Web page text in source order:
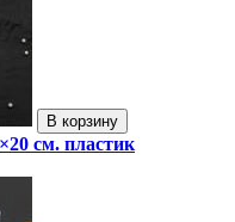
В корзину
см. пластик